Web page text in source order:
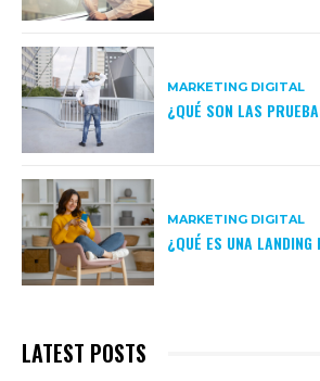
MARKETING DIGITAL
¿QUÉ SON LAS
MARKETING DIGITAL
¿QUÉ ES UNA LANDING
LATEST POSTS